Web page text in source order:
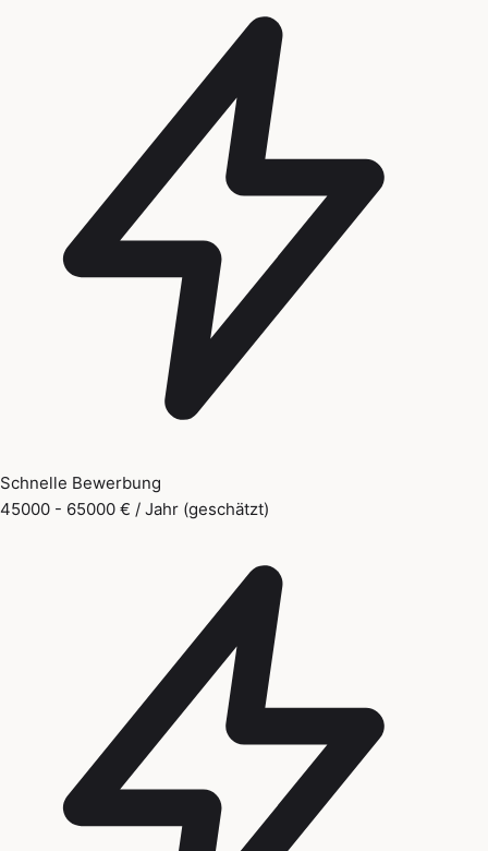
Schnelle Bewerbung
45000 - 65000 € / Jahr (geschätzt)